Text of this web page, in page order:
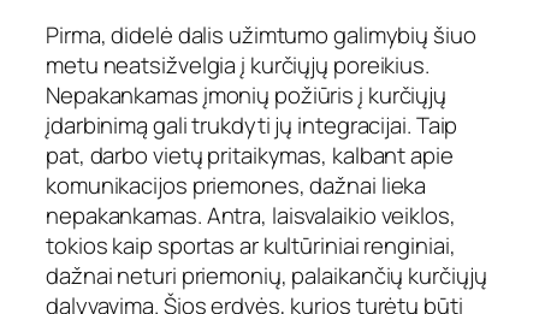
Pirma, didelė dalis užimtumo galimybių šiuo
metu neatsižvelgia į kurčiųjų poreikius.
Nepakankamas įmonių požiūris į kurčiųjų
įdarbinimą gali trukdyti jų integracijai. Taip
pat, darbo vietų pritaikymas, kalbant apie
komunikacijos priemones, dažnai lieka
nepakankamas. Antra, laisvalaikio veiklos,
tokios kaip sportas ar kultūriniai renginiai,
dažnai neturi priemonių, palaikančių kurčiųjų
dalyvavimą. Šios erdvės, kurios turėtų būti